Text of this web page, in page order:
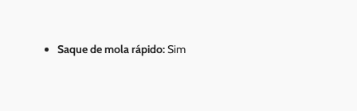
Saque de mola rápido:Sim